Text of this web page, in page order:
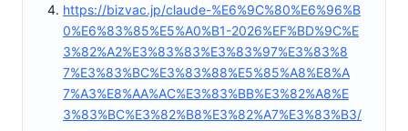
https://bizvac.jp/claude-%E6%9C%80%E6%96%B
0%E6%83%85%E5%A0%B1-2026%EF%BD%9C%E
3%82%A2%E3%83%83%E3%83%97%E3%83%8
7%E3%83%BC%E3%83%88%E5%85%A8%E8%A
7%A3%E8%AA%AC%E3%83%BB%E3%82%A8%E
3%83%BC%E3%82%B8%E3%82%A7%E3%83%B3/